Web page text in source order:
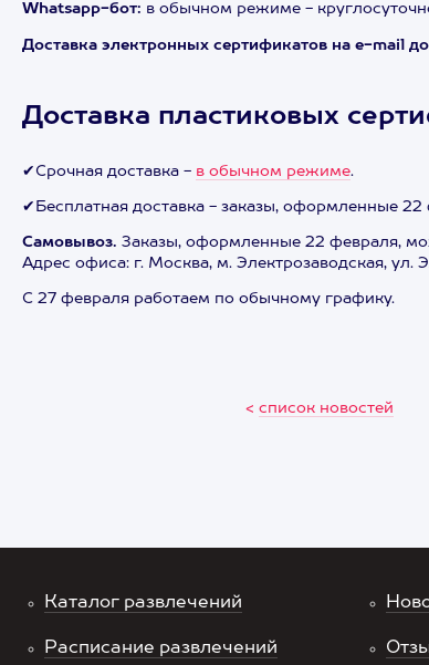
Whatsapp-бот: в обычном режиме -
Доставка электронных сертификатов на e-mail
Доставка пластиковых
✔Срочная доставка - в обычном режиме.
✔Бесплатная доставка - заказы, оформленные
Самовывоз. Заказы, оформленные 22 февраля,
Адрес офиса: г. Москва, м. Электрозаводская, ул.
С 27 февраля работаем по обычному графику.
< список новостей
Каталог развлечений
Расписание развлечений